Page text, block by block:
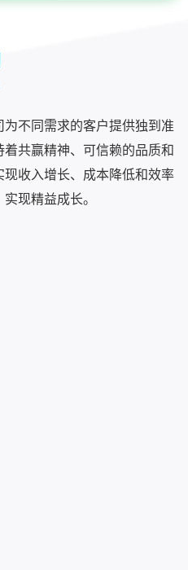
不同需求的客户提供独到准
共赢精神、可信赖的品质和
收入增长、成本降低和效率
现精益成长。